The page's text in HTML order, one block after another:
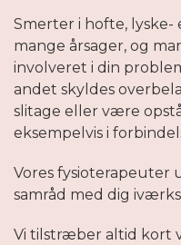
Smerter i hofte,
mange årsager, og
involveret i din
andet skyldes
slitage eller være
eksempelvis i
Vores fysioterapeuter
samråd med dig
Vi tilstræber altid kort